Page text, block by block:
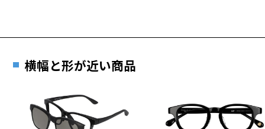
横幅と形が近い商品